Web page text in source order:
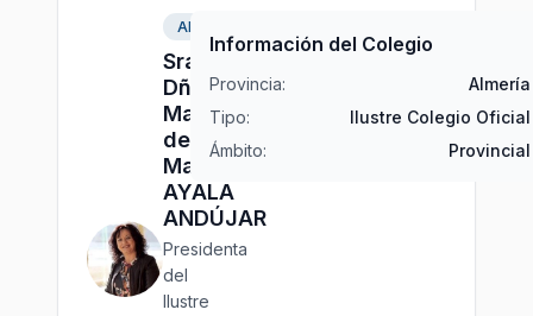
Almería
Sra.
Dña.
María
del
Mar
AYALA
ANDÚJAR
Presidenta
del
Ilustre
Información del Colegio
Provincia:
Almería
Tipo:
Ilustre Colegio Oficial
Ámbito:
Provincial